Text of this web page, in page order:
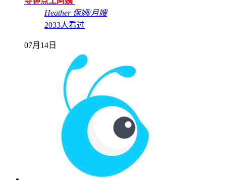
Heather 保姆/月嫂
2033人看过
07月14日